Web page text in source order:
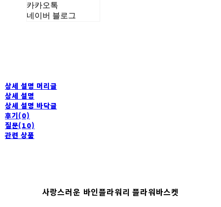
카카오톡
네이버 블로그
상세 설명 머리글
상세 설명
상세 설명 바닥글
후기(0)
질문(10)
관련 상품
사랑스러운 바인플라워리 플라워바스켓